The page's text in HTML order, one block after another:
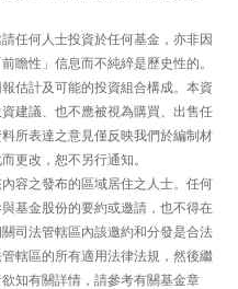
任何人士投資於任何基金，亦非因
瞻性」信息而不純綷是歷史性的。
估計及可能的投資組合構成。本資
建議、也不應被視為購買、出售任
所表達之意見僅反映我們於編制材
更改，恕不另行通知。
容之發布的區域居住之人士。任何
基金股份的要約或邀請，也不得在
司法管轄區內該邀約和分發是合法
轄區的所有適用法律法規，然後繼
知有關詳情，請參考有關基金章